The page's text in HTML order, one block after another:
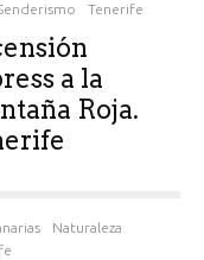
Tenerife
a la
Roja.
Naturaleza